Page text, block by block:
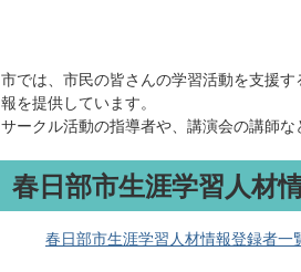
市では、市民の皆さんの学習活動を支援
報を提供しています。
サークル活動の指導者や、講演会の講師
春日部市生涯学習人材
春日部市生涯学習人材情報登録者